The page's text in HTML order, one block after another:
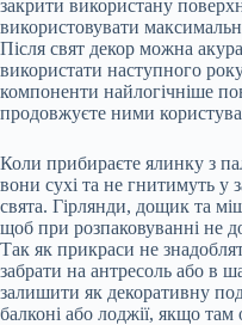
закрити використану
використовувати
Після свят декор можна
використати наступного
компоненти найлогічніше
продовжуєте ними
Коли прибираєте ялинку з
вони сухі та не гнитимуть у
свята. Гірлянди, дощик та
щоб при розпаковуванні не
Так як прикраси не
забрати на антресоль або в
залишити як декоративну
балконі або лоджії, якщо